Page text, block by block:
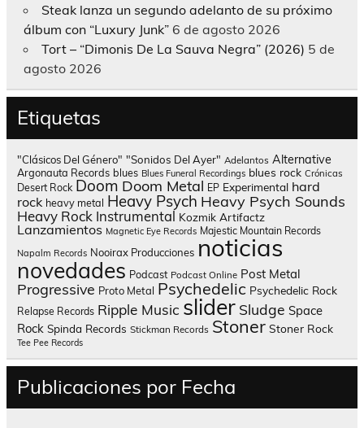
Steak lanza un segundo adelanto de su próximo
álbum con “Luxury Junk” 6 de agosto 2026
Tort – “Dimonis De La Sauva Negra” (2026) 5 de
agosto 2026
Etiquetas
"Clásicos Del Género" "Sonidos Del Ayer" Adelantos Alternative
Argonauta Records blues Blues Funeral Recordings blues rock Crónicas
Desert Rock Doom Doom Metal EP Experimental hard
rock heavy metal Heavy Psych Heavy Psych Sounds
Heavy Rock Instrumental Kozmik Artifactz
Lanzamientos Magnetic Eye Records Majestic Mountain Records
Napalm Records Nooirax Producciones noticias
novedades Podcast Podcast Online Post Metal
Progressive Proto Metal Psychedelic Psychedelic Rock
Relapse Records Ripple Music slider Sludge Space
Rock Spinda Records Stickman Records Stoner Stoner Rock
Tee Pee Records
Publicaciones por Fecha